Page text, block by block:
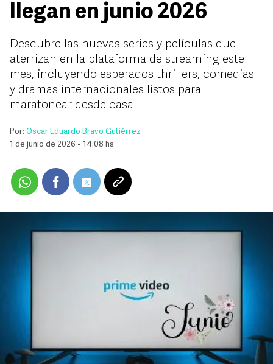
llegan en junio 2026
Descubre las nuevas series y películas que
aterrizan en la plataforma de streaming este
mes, incluyendo esperados thrillers, comedias
y dramas internacionales listos para
maratonear desde casa
Por: Oscar Eduardo Bravo Gutiérrez
1 de junio de 2026 - 14:08 hs